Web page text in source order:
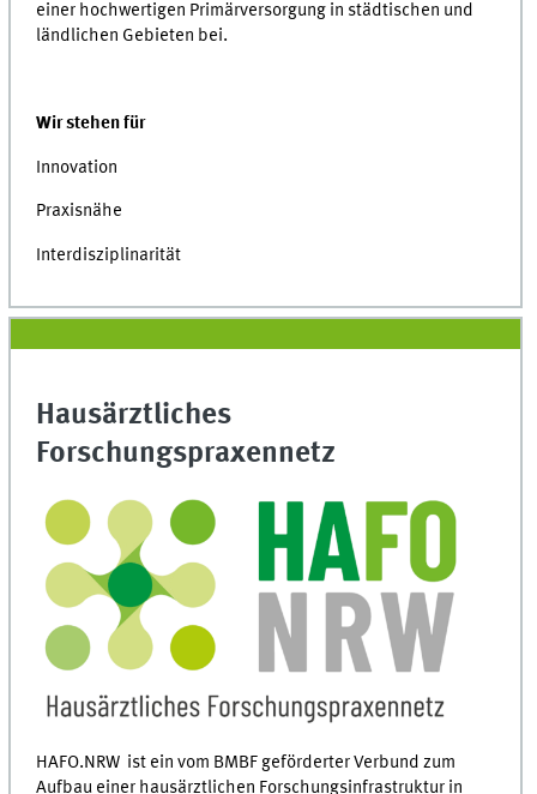
einer hochwertigen Primärversorgung in städtischen und
ländlichen Gebieten bei.
Wir stehen für
Innovation
Praxisnähe
Interdisziplinarität
Hausärztliches
Forschungspraxennetz
HAFO.NRW ist ein vom BMBF geförderter Verbund zum
Aufbau einer hausärztlichen Forschungsinfrastruktur in